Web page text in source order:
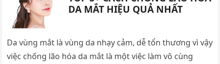
DA MẮT HIỆU QUẢ NHẤT
Da vùng mắt là vùng da nhạy cảm, dễ tổn thương vì vậy
việc chống lão hóa da mắt là một việc làm vô cùng